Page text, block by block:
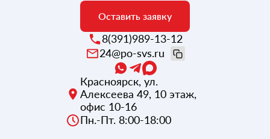
Оставить заявку
8(391)989-13-12
24@po-svs.ru
Красноярск, ул.
Алексеева 49, 10 этаж,
офис 10-16
Пн.-Пт. 8:00-18:00